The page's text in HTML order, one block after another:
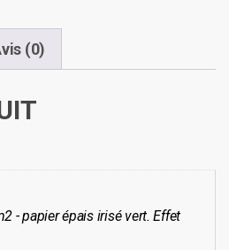
(0)
- papier épais irisé vert. Effet